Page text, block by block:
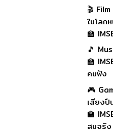
🎬
ในโลก
🏫
🎵
🏫
คนฟัง
🎮
เสียงปื
🏫
สมจริง